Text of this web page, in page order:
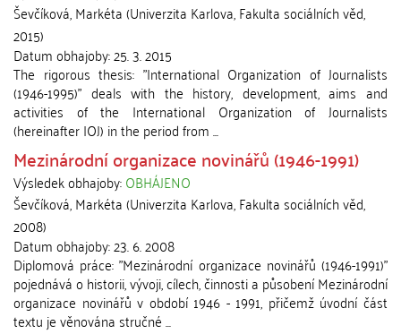
Ševčíková, Markéta(Univerzita Karlova, Fakulta sociálních věd,
2015)
Datum obhajoby:25. 3. 2015
The rigorous thesis: "International Organization of Journalists
(1946-1995)" deals with the history, development, aims and
activities of the International Organization of Journalists
(hereinafter IOJ) in the period from ...
Mezinárodní organizace novinářů (1946-1991)
Výsledek obhajoby:OBHÁJENO
Ševčíková, Markéta(Univerzita Karlova, Fakulta sociálních věd,
2008)
Datum obhajoby:23. 6. 2008
Diplomová práce: "Mezinárodní organizace novinářů (1946-1991)"
pojednává o historii, vývoji, cílech, činnosti a působení Mezinárodní
organizace novinářů v období 1946 - 1991, přičemž úvodní část
textu je věnována stručné ...